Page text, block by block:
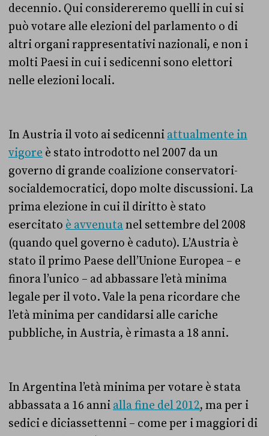
decennio. Qui considereremo quelli in cui si
può votare alle elezioni del parlamento o di
altri organi rappresentativi nazionali, e non i
molti Paesi in cui i sedicenni sono elettori
nelle elezioni locali.
In Austria il voto ai sedicenni attualmente in
vigore è stato introdotto nel 2007 da un
governo di grande coalizione conservatori-
socialdemocratici, dopo molte discussioni. La
prima elezione in cui il diritto è stato
esercitato è avvenutanel settembre del 2008
(quando quel governo è caduto). L’Austria è
stato il primo Paese dell’Unione Europea – e
finora l’unico – ad abbassare l’età minima
legale per il voto. Vale la pena ricordare che
l’età minima per candidarsi alle cariche
pubbliche, in Austria, è rimasta a 18 anni.
In Argentina l’età minima per votare è stata
abbassata a 16 anni alla fine del 2012, ma per i
sedici e diciassettenni – come per i maggiori di